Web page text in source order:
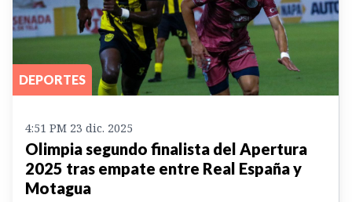
DEPORTES
4:51 PM 23 dic. 2025
Olimpia segundo finalista del Apertura
2025 tras empate entre Real España y
Motagua